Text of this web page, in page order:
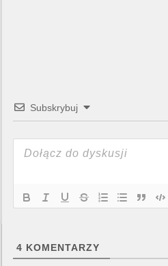
Subskrybuj
4 KOMENTARZY